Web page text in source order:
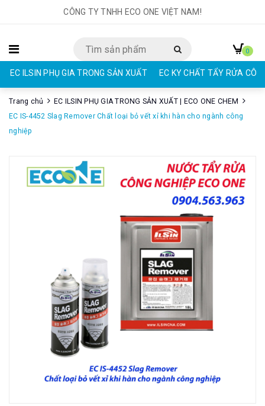
CÔNG TY TNHH ECO ONE VIỆT NAM!
EC KY CHẤT TẨY RỬA CÔNG NGHIỆP | ECO ONE CHEM EAR
0
Trang chủ
EC ILSIN PHỤ GIA TRONG SẢN XUẤT | ECO ONE CHEM
EC IS-4452 Slag Remover Chất loại bỏ vết xỉ khi hàn cho ngành công
nghiệp